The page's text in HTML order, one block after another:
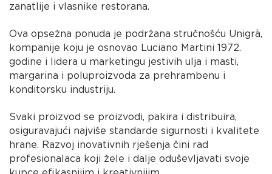
zanatlije i vlasnike restorana.
Ova opsežna ponuda je podržana stručnošću Unigrà,
kompanije koju je osnovao Luciano Martini 1972.
godine i lidera u marketingu jestivih ulja i masti,
margarina i poluproizvoda za prehrambenu i
konditorsku industriju.
Svaki proizvod se proizvodi, pakira i distribuira,
osiguravajući najviše standarde sigurnosti i kvalitete
hrane. Razvoj inovativnih rješenja čini rad
profesionalaca koji žele i dalje oduševljavati svoje